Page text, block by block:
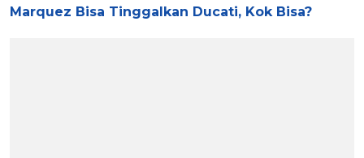
Marquez Bisa Tinggalkan Ducati, Kok Bisa?